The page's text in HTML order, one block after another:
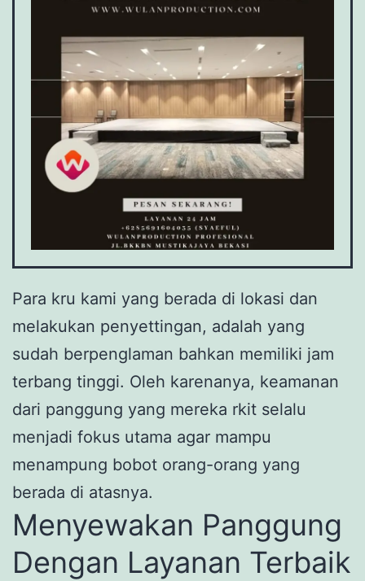
Para kru kami yang berada di lokasi dan
melakukan penyettingan, adalah yang
sudah berpenglaman bahkan memiliki jam
terbang tinggi. Oleh karenanya, keamanan
dari panggung yang mereka rkit selalu
menjadi fokus utama agar mampu
menampung bobot orang-orang yang
berada di atasnya.
Menyewakan Panggung
Dengan Layanan Terbaik